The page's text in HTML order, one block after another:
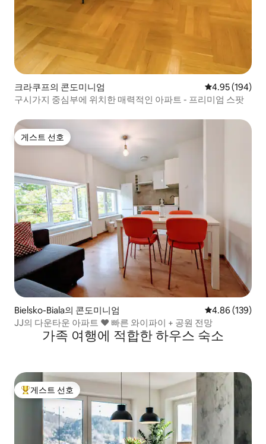
크라쿠프의 콘도미니엄 평점 4.95점(5
4.95 (194)
구시가지 중심부에 위치한 매력적인 아파트 - 프리미엄 스팟
게스트 선호
게스트 선호
Bielsko-Biala의 콘도미니엄 평점 4.86점(5
4.86 (139)
JJ의 다운타운 아파트 ♥ 빠른 와이파이 + 공원 전망
가족 여행에 적합한 하우스 숙소
상위 게스트 선호
게스트 선호